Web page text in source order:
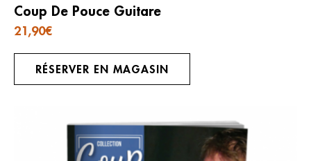
Coup De Pouce Guitare
21,90€
RÉSERVER EN MAGASIN